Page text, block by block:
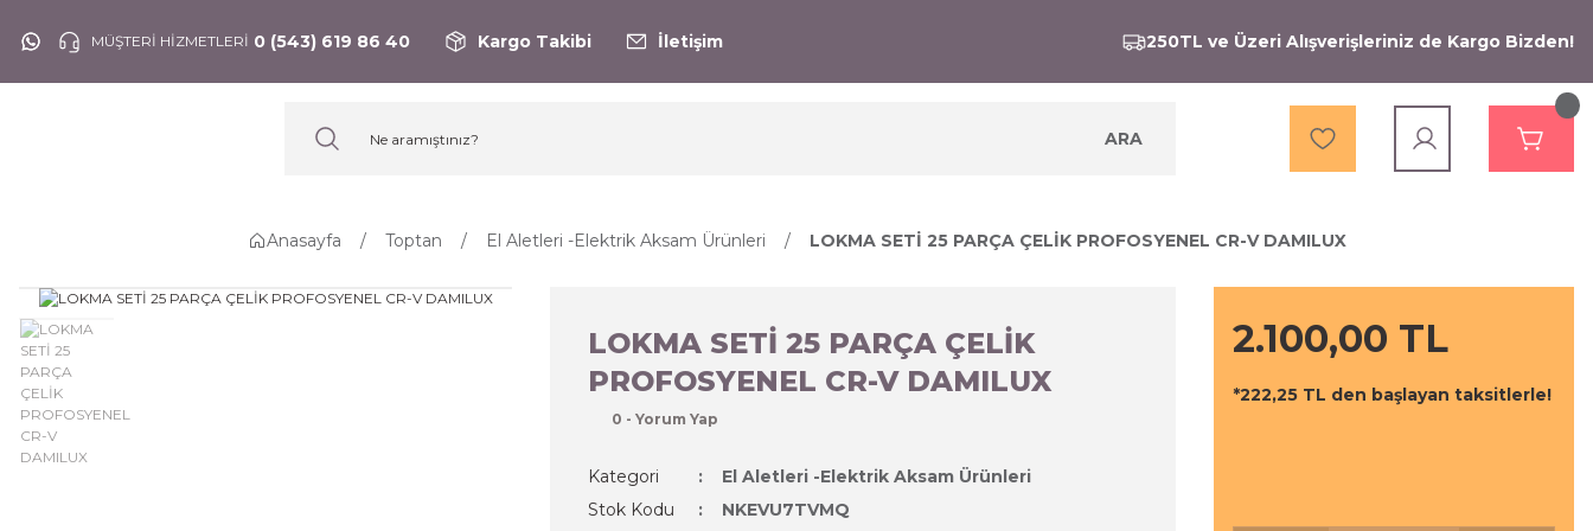
MÜŞTERİ HİZMETLERİ 0 (543) 619 86 40 Kargo Takibi İletişim 250TL ve Üzeri Alışverişleriniz de Kargo Bizden!
ARA
Anasayfa Toptan El Aletleri -Elektrik Aksam Ürünleri LOKMA SETİ 25 PARÇA ÇELİK PROFOSYENEL CR-V DAMILUX
LOKMA SETİ 25 PARÇA ÇELİK
PROFOSYENEL CR-V DAMILUX
0 - Yorum Yap
Kategori
El Aletleri -Elektrik Aksam Ürünleri
Stok Kodu
NKEVU7TVMQ
2.100,00 TL
*222,25 TL den başlayan taksitlerle!